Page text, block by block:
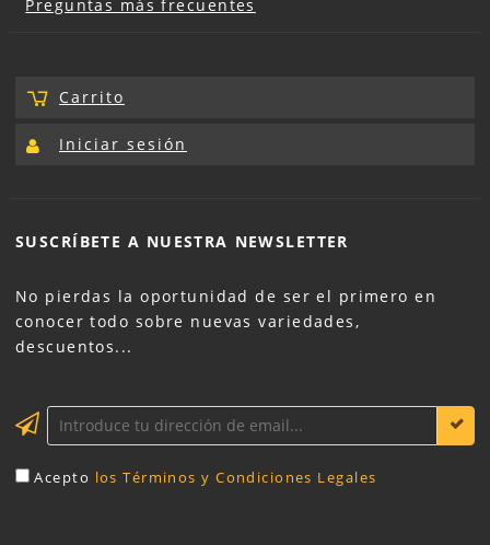
Preguntas más frecuentes
Carrito
Iniciar sesión
SUSCRÍBETE A NUESTRA NEWSLETTER
No pierdas la oportunidad de ser el primero en
conocer todo sobre nuevas variedades,
descuentos...
Acepto los Términos y Condiciones Legales